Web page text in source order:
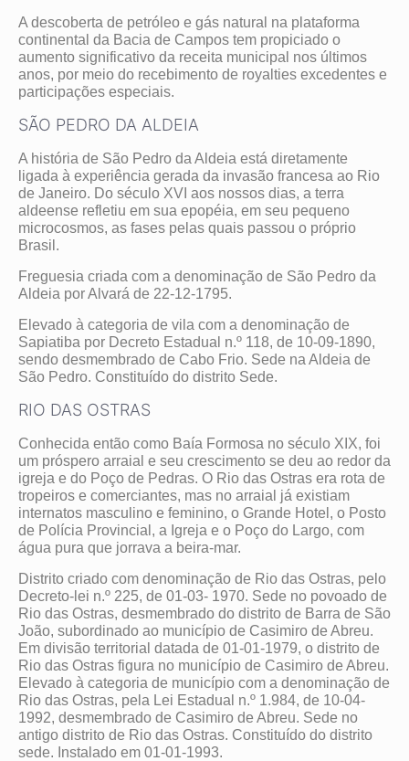
A descoberta de petróleo e gás natural na plataforma
continental da Bacia de Campos tem propiciado o
aumento significativo da receita municipal nos últimos
anos, por meio do recebimento de royalties excedentes e
participações especiais.
SÃO PEDRO DA ALDEIA
A história de São Pedro da Aldeia está diretamente
ligada à experiência gerada da invasão francesa ao Rio
de Janeiro. Do século XVI aos nossos dias, a terra
aldeense refletiu em sua epopéia, em seu pequeno
microcosmos, as fases pelas quais passou o próprio
Brasil.
Freguesia criada com a denominação de São Pedro da
Aldeia por Alvará de 22-12-1795.
Elevado à categoria de vila com a denominação de
Sapiatiba por Decreto Estadual n.º 118, de 10-09-1890,
sendo desmembrado de Cabo Frio. Sede na Aldeia de
São Pedro. Constituído do distrito Sede.
RIO DAS OSTRAS
Conhecida então como Baía Formosa no século XIX, foi
um próspero arraial e seu crescimento se deu ao redor da
igreja e do Poço de Pedras. O Rio das Ostras era rota de
tropeiros e comerciantes, mas no arraial já existiam
internatos masculino e feminino, o Grande Hotel, o Posto
de Polícia Provincial, a Igreja e o Poço do Largo, com
água pura que jorrava a beira-mar.
Distrito criado com denominação de Rio das Ostras, pelo
Decreto-lei n.º 225, de 01-03- 1970. Sede no povoado de
Rio das Ostras, desmembrado do distrito de Barra de São
João, subordinado ao município de Casimiro de Abreu.
Em divisão territorial datada de 01-01-1979, o distrito de
Rio das Ostras figura no município de Casimiro de Abreu.
Elevado à categoria de município com a denominação de
Rio das Ostras, pela Lei Estadual n.º 1.984, de 10-04-
1992, desmembrado de Casimiro de Abreu. Sede no
antigo distrito de Rio das Ostras. Constituído do distrito
sede. Instalado em 01-01-1993.